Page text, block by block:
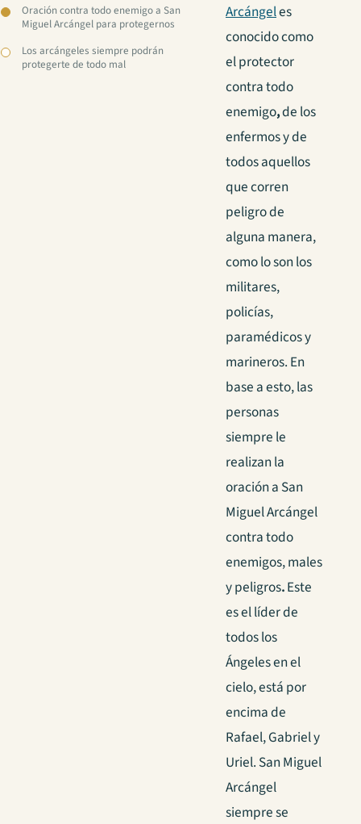
Oración contra todo enemigo a San
Miguel Arcángel para protegernos
Los arcángeles siempre podrán
protegerte de todo mal
Arcángeles
conocido como
el protector
contra todo
enemigo,de los
enfermos y de
todos aquellos
que corren
peligro de
alguna manera,
como lo son los
militares,
policías,
paramédicos y
marineros. En
base a esto, las
personas
siempre le
realizan la
oración a San
Miguel Arcángel
contra todo
enemigos, males
y peligros.Este
es el líder de
todos los
Ángeles en el
cielo, está por
encima de
Rafael, Gabriel y
Uriel. San Miguel
Arcángel
siempre se